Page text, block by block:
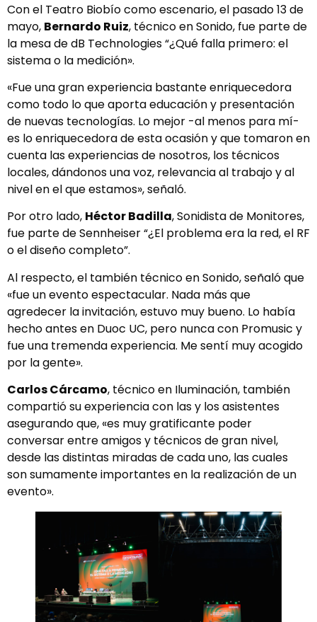
Con el Teatro Biobío como escenario, el pasado 13 de
mayo, Bernardo Ruiz, técnico en Sonido, fue parte de
la mesa de dB Technologies “¿Qué falla primero: el
sistema o la medición».
«Fue una gran experiencia bastante enriquecedora
como todo lo que aporta educación y presentación
de nuevas tecnologías. Lo mejor -al menos para mí-
es lo enriquecedora de esta ocasión y que tomaron en
cuenta las experiencias de nosotros, los técnicos
locales, dándonos una voz, relevancia al trabajo y al
nivel en el que estamos», señaló.
Por otro lado, Héctor Badilla, Sonidista de Monitores,
fue parte de Sennheiser “¿El problema era la red, el RF
o el diseño completo”.
Al respecto, el también técnico en Sonido, señaló que
«fue un evento espectacular. Nada más que
agredecer la invitación, estuvo muy bueno. Lo había
hecho antes en Duoc UC, pero nunca con Promusic y
fue una tremenda experiencia. Me sentí muy acogido
por la gente».
Carlos Cárcamo, técnico en Iluminación, también
compartió su experiencia con las y los asistentes
asegurando que, «es muy gratificante poder
conversar entre amigos y técnicos de gran nivel,
desde las distintas miradas de cada uno, las cuales
son sumamente importantes en la realización de un
evento».